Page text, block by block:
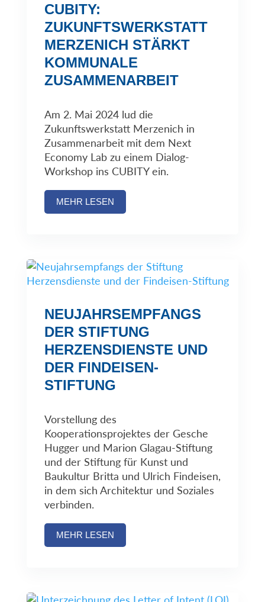
CUBITY:
ZUKUNFTSWERKSTATT
MERZENICH STÄRKT
KOMMUNALE
ZUSAMMENARBEIT
Am 2. Mai 2024 lud die
Zukunftswerkstatt Merzenich in
Zusammenarbeit mit dem Next
Economy Lab zu einem Dialog-
Workshop ins CUBITY ein.
MEHR LESEN
NEUJAHRSEMPFANGS
DER STIFTUNG
HERZENSDIENSTE UND
DER FINDEISEN-
STIFTUNG
Vorstellung des
Kooperationsprojektes der Gesche
Hugger und Marion Glagau-Stiftung
und der Stiftung für Kunst und
Baukultur Britta und Ulrich Findeisen,
in dem sich Architektur und Soziales
verbinden.
MEHR LESEN